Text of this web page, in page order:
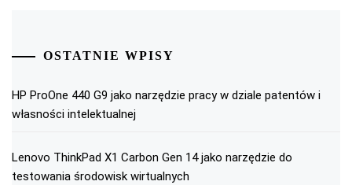
OSTATNIE WPISY
HP ProOne 440 G9 jako narzędzie pracy w dziale patentów i
własności intelektualnej
Lenovo ThinkPad X1 Carbon Gen 14 jako narzędzie do
testowania środowisk wirtualnych